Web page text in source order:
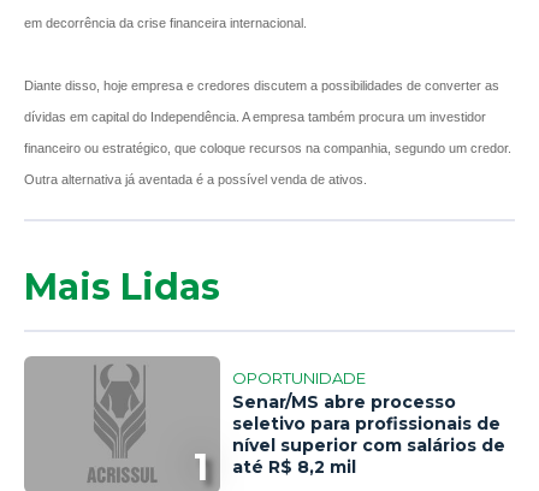
em decorrência da crise financeira internacional.
Diante disso, hoje empresa e credores discutem a possibilidades de converter as
dívidas em capital do Independência. A empresa também procura um investidor
financeiro ou estratégico, que coloque recursos na companhia, segundo um credor.
Outra alternativa já aventada é a possível venda de ativos.
Mais Lidas
1
OPORTUNIDADE
Senar/MS abre processo
seletivo para profissionais de
nível superior com salários de
até R$ 8,2 mil